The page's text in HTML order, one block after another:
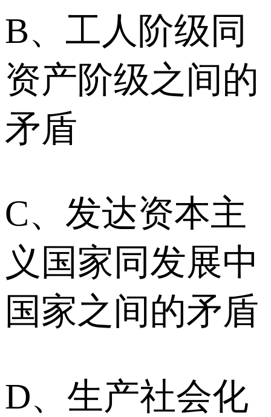
B、工人阶级同
资产阶级之间的
矛盾
C、发达资本主
义国家同发展中
国家之间的矛盾
D、生产社会化